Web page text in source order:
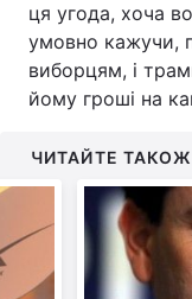
ця угода, хоча
умовно кажучи,
виборцям, і
йому гроші на
ЧИТАЙТЕ